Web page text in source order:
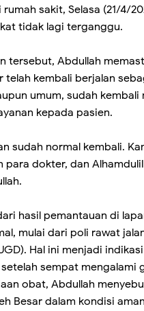
sakit, Selasa (21/4/
tidak lagi terganggu.
tersebut, Abdullah
telah kembali berjalan
umum, sudah
kepada pasien.
sudah normal kembali.
para dokter, dan
hasil pemantauan di
mulai dari poli rawat
Hal ini menjadi
sempat mengalami
obat, Abdullah
Besar dalam kondisi